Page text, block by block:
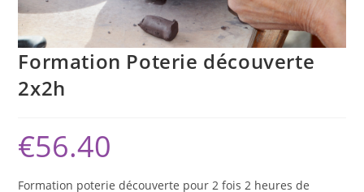
Formation Poterie découverte
2x2h
€56.40
Formation poterie découverte pour 2 fois 2 heures de